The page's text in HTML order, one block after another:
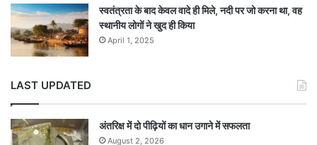
स्वतंत्रता के बाद केवल वादे ही मिले, नदी पर जो करना था, वह
स्थानीय लोगों ने खुद ही किया
April 1, 2025
LAST UPDATED
अंतरिक्ष में दो पीढ़ियों का धान उगाने में सफलता
August 2, 2026